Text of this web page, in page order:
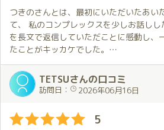
つきのさんとは、最初にいただいたあい
て、 私のコンプレックスを少しお話し
を長文で返信していただことに感動し、
たことがキッカケでした。
つきのさんにお会いするためには、 まず
に掲載されている条件をクリアしなけれ
それには、多少の時間はかかりましたが
完了できたと思いきや、会うまでに更な
した笑
TETSUさんの口コミ
訪問日： 2026年06月16日
5